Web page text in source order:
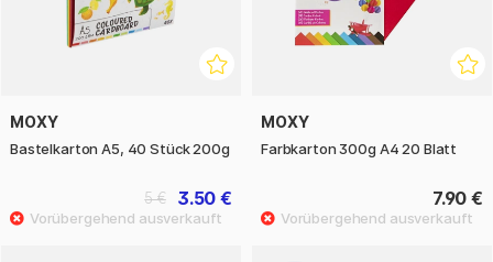
MOXY
Bastelkarton A5, 40 Stück 200g
3.50 €
5 €
MOXY
Farbkarton 300g A4 20 Blatt
7.90 €